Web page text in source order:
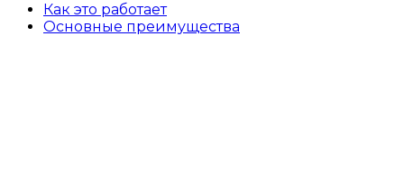
Как это работает
Основные преимущества